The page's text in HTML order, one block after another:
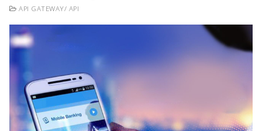
API GATEWAY/ API